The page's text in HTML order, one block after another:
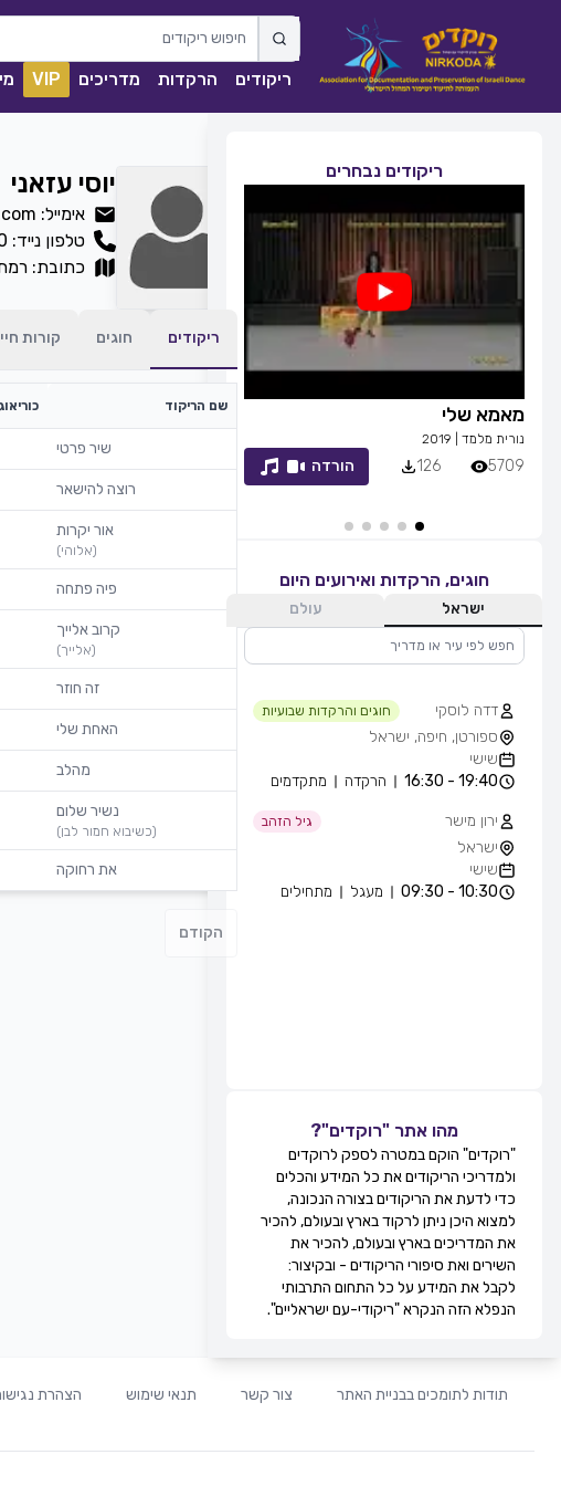
ריקודים הרקדות מדריכים VIP
ריקודים נבחרים
מאמא שלי
נורית מלמד 2019
5709
126 הורדה
זמן לחייך
7053
83
חוגים, הרקדות ואירועים היום
ישראל עולם
דדה לוסקי חוגים והרקדות שבועיות
ספורטן, חיפה, ישראל
שישי
19:40 - 16:30
הרקדה מתקדמים
ירון מישר גיל הזהב
ישראל
שישי
10:30 - 09:30
מעגל מתחילים
מהו אתר "רוקדים"?
"רוקדים" הוקם במטרה לספק לרוקדים
ולמדריכי הריקודים את כל המידע והכלים
כדי לדעת את הריקודים בצורה הנכונה,
למצוא היכן ניתן לרקוד בארץ ובעולם, להכיר
את המדריכים בארץ ובעולם, להכיר את
השירים ואת סיפורי הריקודים - ובקיצור:
לקבל את המידע על כל התחום התרבותי
הנפלא הזה הנקרא "ריקודי-עם ישראליים".
יוסי עזאני
אימייל: joeoz@walla.com
טלפון נייד:
כתובת:
ריקודים חוגים קורות
שם הריקוד
שיר פרטי
רוצה להישאר
אור יקרות
(אלוהי)
פיה פתחה
קרוב אלייך
(אלייך)
זה חוזר
האחת שלי
מהלב
נשיר שלום
(כשיבוא חמור לבן)
את רחוקה
הקודם
תודות לתומכים בבניית האתר צור קשר תנאי שימוש הצהרת